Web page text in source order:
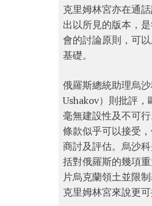
克里姆林宮亦在通
出以所見的版本，
會的討論原則，可
基礎。
俄羅斯總統助理烏
Ushakov）則批評
毫無建設性及不可
條款似乎可以接受
商討及評估。烏沙
括對俄羅斯的幾項
片烏克蘭領土並限
克里姆林宮來說更可